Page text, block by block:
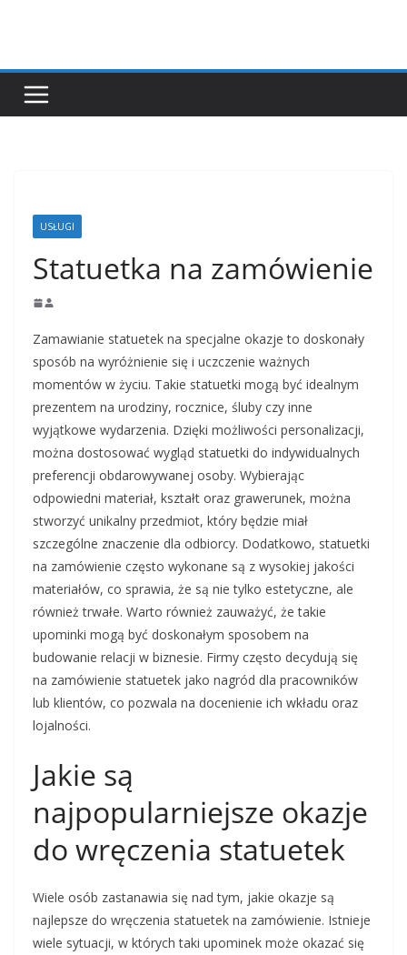
USŁUGI
Statuetka na zamówienie
Zamawianie statuetek na specjalne okazje to doskonały
sposób na wyróżnienie się i uczczenie ważnych
momentów w życiu. Takie statuetki mogą być idealnym
prezentem na urodziny, rocznice, śluby czy inne
wyjątkowe wydarzenia. Dzięki możliwości personalizacji,
można dostosować wygląd statuetki do indywidualnych
preferencji obdarowywanej osoby. Wybierając
odpowiedni materiał, kształt oraz grawerunek, można
stworzyć unikalny przedmiot, który będzie miał
szczególne znaczenie dla odbiorcy. Dodatkowo, statuetki
na zamówienie często wykonane są z wysokiej jakości
materiałów, co sprawia, że są nie tylko estetyczne, ale
również trwałe. Warto również zauważyć, że takie
upominki mogą być doskonałym sposobem na
budowanie relacji w biznesie. Firmy często decydują się
na zamówienie statuetek jako nagród dla pracowników
lub klientów, co pozwala na docenienie ich wkładu oraz
lojalności.
Jakie są
najpopularniejsze okazje
do wręczenia statuetek
Wiele osób zastanawia się nad tym, jakie okazje są
najlepsze do wręczenia statuetek na zamówienie. Istnieje
wiele sytuacji, w których taki upominek może okazać się